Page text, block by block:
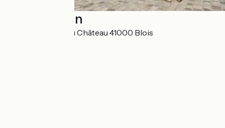
Localisation
Rue des Fossés du Château 41000 Blois